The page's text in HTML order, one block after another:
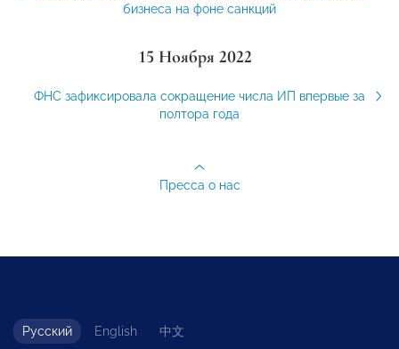
бизнеса на фоне санкций
15 Ноября 2022
ФНС зафиксировала сокращение числа ИП впервые за
полтора года
Пресса о нас
Русский English 中文